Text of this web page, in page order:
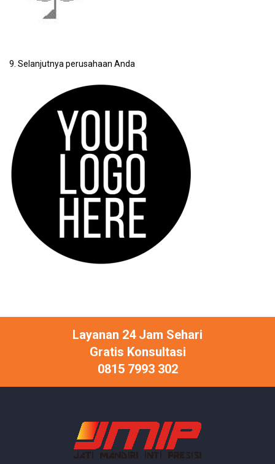
9. Selanjutnya perusahaan Anda
Layanan 24 Jam Sehari
Gratis Konsultasi
0815 7993 302